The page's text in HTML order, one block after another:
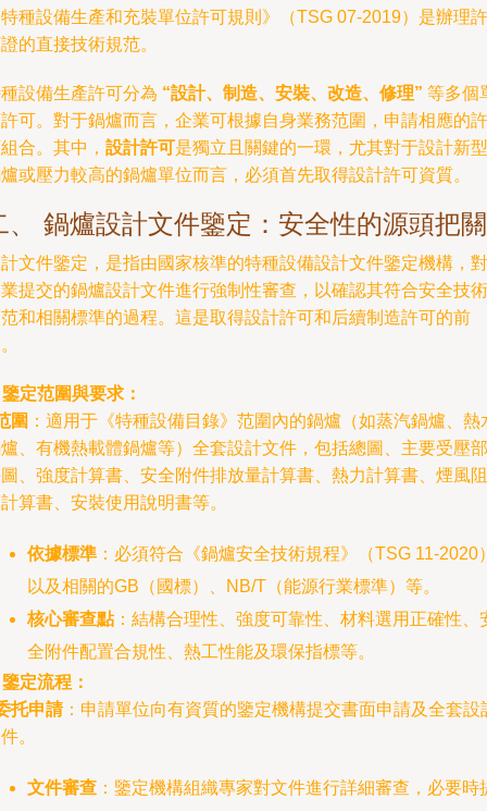
種設備生產和充裝單位許可規則》（TSG 07-2019）是辦理許
的直接技術規范。
設備生產許可分為 “設計、制造、安裝、改造、修理” 等多個
可。對于鍋爐而言，企業可根據自身業務范圍，申請相應的許
合。其中， 設計許可是獨立且關鍵的一環，尤其對于設計新型
或壓力較高的鍋爐單位而言，必須首先取得設計許可資質。
、 鍋爐設計文件鑒定：安全性的源頭把關
文件鑒定，是指由國家核準的特種設備設計文件鑒定機構，對
提交的鍋爐設計文件進行強制性審查，以確認其符合安全技術
和相關標準的過程。這是取得設計許可和后續制造許可的前
定范圍與要求：
圍 ：適用于《特種設備目錄》范圍內的鍋爐（如蒸汽鍋爐、熱
、有機熱載體鍋爐等）全套設計文件，包括總圖、主要受壓部
、強度計算書、安全附件排放量計算書、熱力計算書、煙風阻
算書、安裝使用說明書等。
依據標準 ：必須符合《鍋爐安全技術規程》（TSG 11-2020
以及相關的GB（國標）、NB/T（能源行業標準）等。
核心審查點：結構合理性、強度可靠性、材料選用正確性、
全附件配置合規性、熱工性能及環保指標等。
定流程：
托申請：申請單位向有資質的鑒定機構提交書面申請及全套設
。
文件審查 ：鑒定機構組織專家對文件進行詳細審查，必要時